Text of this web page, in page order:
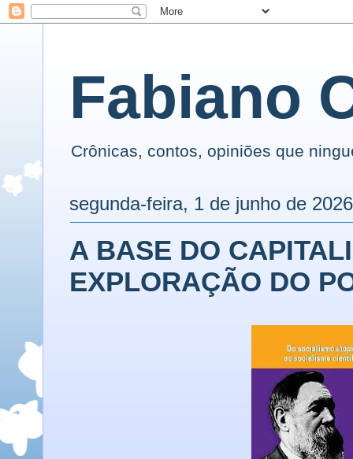
Fabiano
Crônicas, contos, opiniões que
segunda-feira, 1 de junho de 2026
A BASE DO
EXPLORAÇÃO DO